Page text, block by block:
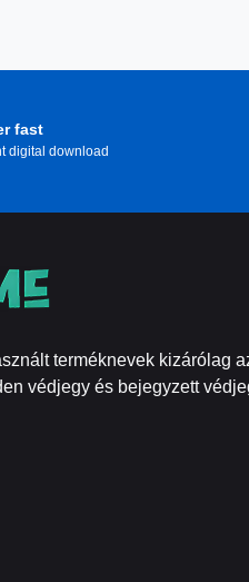
fast
digital download
terméknevek kizárólag
védjegy és bejegyzett